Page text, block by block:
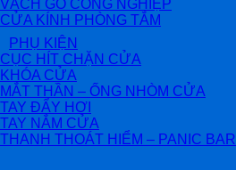
VÁCH GỖ CÔNG NGHIỆP
CỬA KÍNH PHÒNG TẮM
PHỤ KIỆN
CỤC HÍT CHẶN CỬA
KHÓA CỬA
MẮT THẦN – ỐNG NHÒM CỬA
TAY ĐẨY HƠI
TAY NẮM CỬA
THANH THOÁT HIỂM – PANIC BAR